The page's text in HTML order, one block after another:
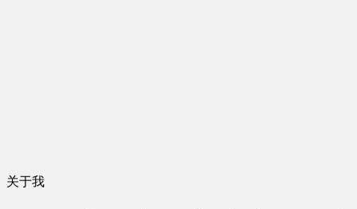
关于我